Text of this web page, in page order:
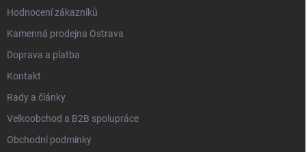
Hodnocení zákazníků
Kamenná prodejna Ostrava
Doprava a platba
Kontakt
Rady a články
Velkoobchod a B2B spolupráce
Obchodní podmínky